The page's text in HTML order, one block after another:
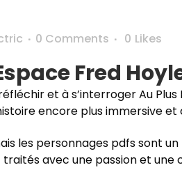
0 Comments 0 Likes
Fred
et à s’interroger Au
encore plus immersive
les personnages pdfs sont
avec une passion et une